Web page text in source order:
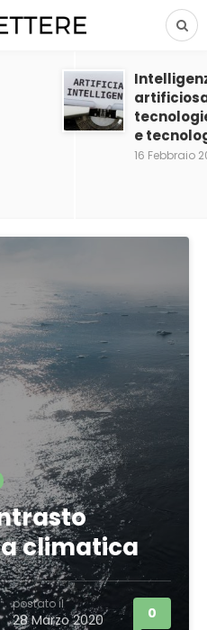
e
16 Febbraio
climatica
postato il
28 Marzo 2020 0